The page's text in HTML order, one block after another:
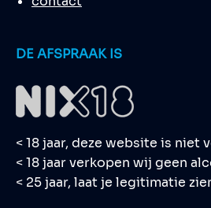
DE AFSPRAAK IS
< 18 jaar, deze website is niet
< 18 jaar verkopen wij geen
< 25 jaar, laat je legitimatie